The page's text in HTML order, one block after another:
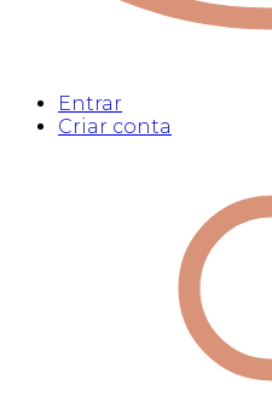
Entrar
Criar conta